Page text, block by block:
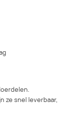
ze snel leverbaar,